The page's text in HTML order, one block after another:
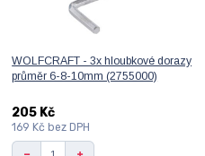
WOLFCRAFT - 3x hloubkové dorazy
průměr 6-8-10mm (2755000)
205 Kč
169 Kč bez DPH